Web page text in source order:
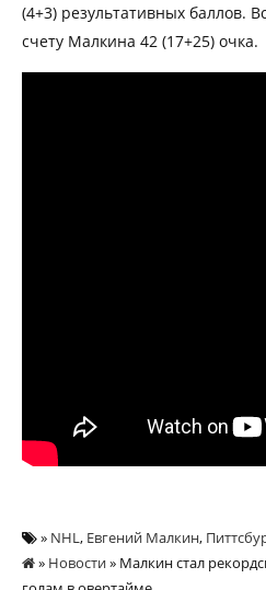
(4+3) результативных баллов.
счету Малкина 42 (17+25) очка.
» NHL, Евгений Малкин,
» Новости» Малкин стал